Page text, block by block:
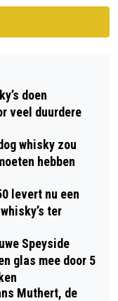
doen
veel duurdere
whisky zou
hebben
levert nu een
ter
Speyside
glas mee door 5
Muthert, de